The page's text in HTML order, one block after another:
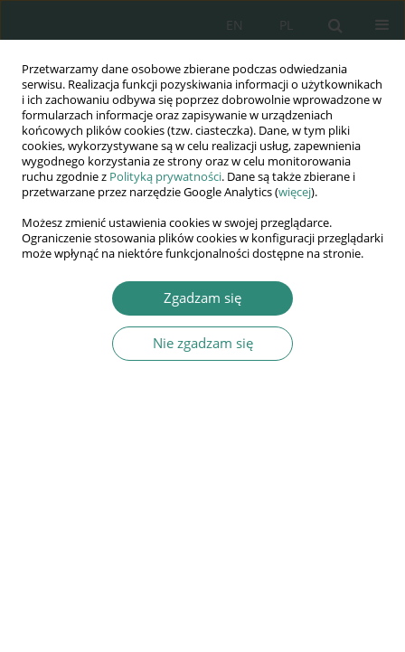
Przetwarzamy dane osobowe zbierane podczas odwiedzania
serwisu. Realizacja funkcji pozyskiwania informacji o użytkownikach
i ich zachowaniu odbywa się poprzez dobrowolnie wprowadzone w
formularzach informacje oraz zapisywanie w urządzeniach
końcowych plików cookies (tzw. ciasteczka). Dane, w tym pliki
cookies, wykorzystywane są w celu realizacji usług, zapewnienia
wygodnego korzystania ze strony oraz w celu monitorowania
ruchu zgodnie z Polityką prywatności. Dane są także zbierane i
przetwarzane przez narzędzie Google Analytics (więcej).
Możesz zmienić ustawienia cookies w swojej przeglądarce.
Ograniczenie stosowania plików cookies w konfiguracji przeglądarki
może wpłynąć na niektóre funkcjonalności dostępne na stronie.
Zgadzam się
Nie zgadzam się
PL
EN
Wydawnictwo
AWSGE
Akademia Nauk Stosowanych
WSGE
im. Alcide De Gasperi
Marek Cendrowski
WSPÓŁCZESNE UWARUNKOWANIA HANDLU